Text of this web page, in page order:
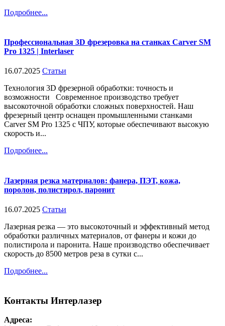
Подробнее...
Профессиональная 3D фрезеровка на станках Carver SM
Pro 1325 | Interlaser
16.07.2025 Статьи
Технология 3D фрезерной обработки: точность и
возможности Современное производство требует
высокоточной обработки сложных поверхностей. Наш
фрезерный центр оснащен промышленными станками
Carver SM Pro 1325 с ЧПУ, которые обеспечивают высокую
скорость и...
Подробнее...
Лазерная резка материалов: фанера, ПЭТ, кожа,
поролон, полистирол, паронит
16.07.2025 Статьи
Лазерная резка — это высокоточный и эффективный метод
обработки различных материалов, от фанеры и кожи до
полистирола и паронита. Наше производство обеспечивает
скорость до 8500 метров реза в сутки с...
Подробнее...
Контакты Интерлазер
Адреса: